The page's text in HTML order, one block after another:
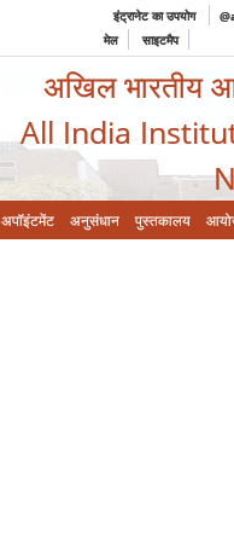
इंट्रानेट का उपयोग
मेल
साइटमैप
अखिल भारतीय
All India
अपॉइंटमेंट अनुसंधान पुस्तकालय